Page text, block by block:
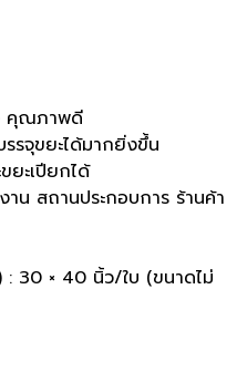
คุณภาพดี
รจุขยะได้มากยิ่งขึ้น
ยะเปียกได้
าน สถานประกอบการ ร้านค้า
30 × 40 นิ้ว/ใบ (ขนาดไม่